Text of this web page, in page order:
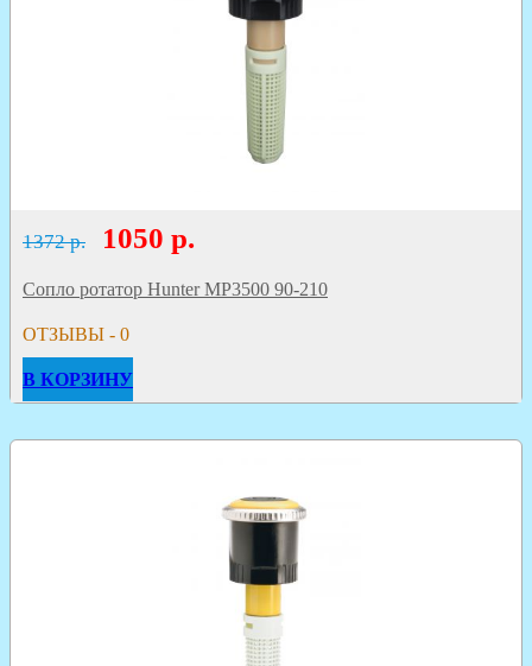
1372 р. 1050 р.
Сопло ротатор Hunter MP3500 90-210
ОТЗЫВЫ - 0
В КОРЗИНУ